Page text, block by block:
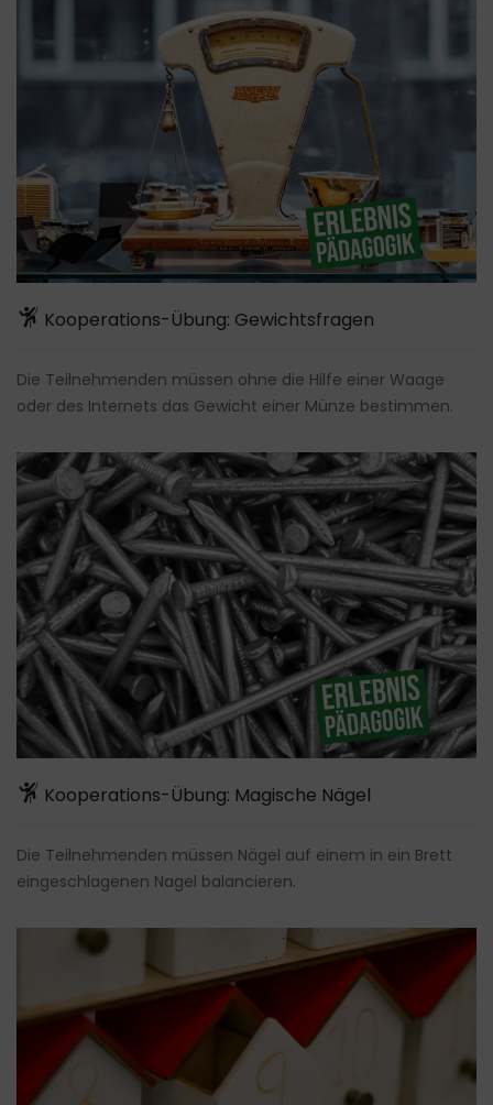
Kooperations-Übung: Gewichtsfragen
Die Teilnehmenden müssen ohne die Hilfe einer Waage
oder des Internets das Gewicht einer Münze bestimmen.
Kooperations-Übung: Magische Nägel
Die Teilnehmenden müssen Nägel auf einem in ein Brett
eingeschlagenen Nagel balancieren.